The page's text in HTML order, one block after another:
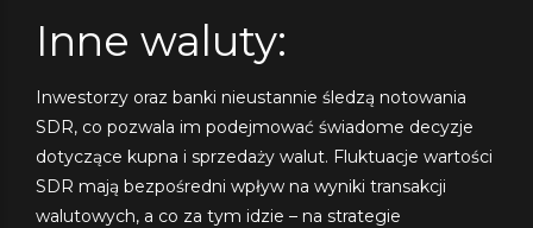
Inne waluty:
Inwestorzy oraz banki nieustannie śledzą notowania
SDR, co pozwala im podejmować świadome decyzje
dotyczące kupna i sprzedaży walut. Fluktuacje wartości
SDR mają bezpośredni wpływ na wyniki transakcji
walutowych, a co za tym idzie – na strategie